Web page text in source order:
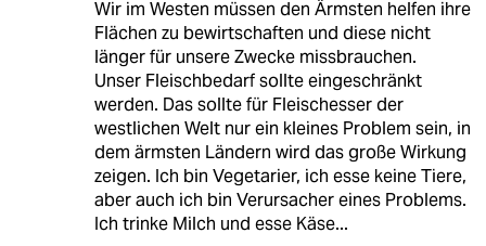
Wir im Westen müssen den Ärmsten helfen ihre
Flächen zu bewirtschaften und diese nicht
länger für unsere Zwecke missbrauchen.
Unser Fleischbedarf sollte eingeschränkt
werden. Das sollte für Fleischesser der
westlichen Welt nur ein kleines Problem sein, in
dem ärmsten Ländern wird das große Wirkung
zeigen. Ich bin Vegetarier, ich esse keine Tiere,
aber auch ich bin Verursacher eines Problems.
Ich trinke Milch und esse Käse...